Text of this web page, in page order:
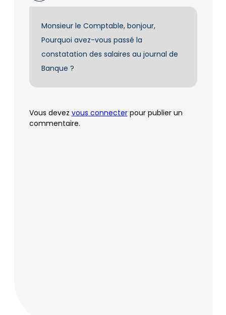
Monsieur le Comptable, bonjour,
Pourquoi avez-vous passé la
constatation des salaires au journal de
Banque ?
Vous devez vous connecterpour publier un
commentaire.